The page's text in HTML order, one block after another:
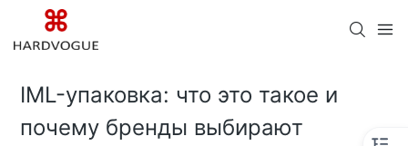
IML-упаковка: что это такое и
почему бренды выбирают